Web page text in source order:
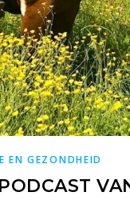
EN GEZONDHEID